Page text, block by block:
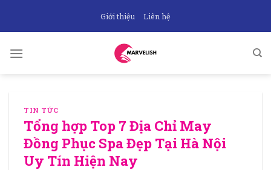
Giới thiệu Liên hệ
TIN TỨC
Tổng hợp Top 7 Địa Chỉ May
Đồng Phục Spa Đẹp Tại Hà Nội
Uy Tín Hiện Nay